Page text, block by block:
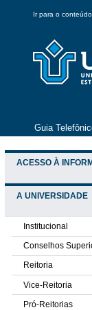
Ir para o conteúdo
Guia
ACESSO À
A UNIVERSIDADE
Institucional
Conselhos
Reitoria
Vice-Reitoria
Pró-Reitorias